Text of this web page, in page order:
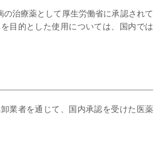
の治療薬として厚生労働省に承認されて
目的とした使用については、国内では
業者を通じて、国内承認を受けた医薬